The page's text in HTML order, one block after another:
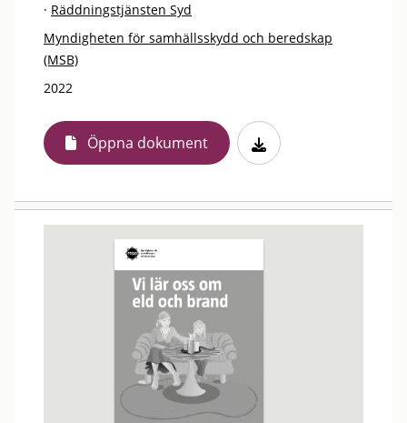
· Räddningstjänsten Syd
Myndigheten för samhällsskydd och beredskap
(MSB)
2022
Öppna dokument